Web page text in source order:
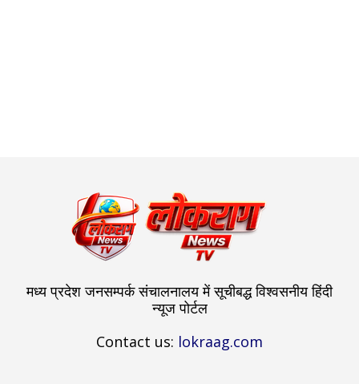
मध्य प्रदेश जनसम्पर्क संचालनालय में सूचीबद्ध विश्वसनीय हिंदी
न्यूज पोर्टल
Contact us: lokraag.com